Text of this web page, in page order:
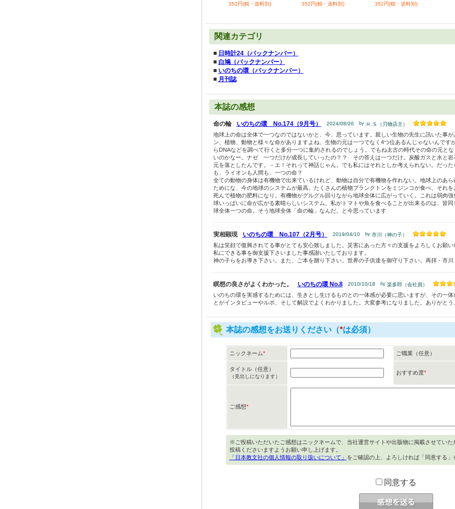
352円(税・送料別) 352円(税・送料別) 352円(税・送料別)
関連カテゴリ
■ 日時計24（バックナンバー）
■ 白鳩（バックナンバー）
■ いのちの環（バックナンバー）
■ 月刊誌
本誌の感想
命の輪 いのちの環 No.174（9月号） 2024/08/26 by Ｈ.Ｓ（刃物店主）
地球上の命は全体で一つなのではないかと、今、思っています。親しい生物の先生に訊いた事
ン、植物、動物と様々な命がありますよね、生物の元は一つでなく4つ位あるんじゃないんです
らDNAなどを調べて行くと多分一つに集約されるのでしょう。でもね太古の時代その命の元と
いのかなー。ナゼ 一つだけが成長していったの？？ その答えは一つだけ。炭酸ガスと水と岩
元を落としたんです。－エ！それって神話じゃん。でも私にはそれとしか考えられない。だっ
も、ライオンも人間も、一つの命？
全ての動物の身体は有機物で出来ているけれど、動物は自分で有機物を作れない。地球上のあ
ためにな、今の地球のシステムが最高。たくさんの植物プランクトンをミジンコが食べ、それ
死んで植物の肥料になり。有機物がグルグル回りながら地球全体に広がっていく。これは弱肉
球いっぱいに命が広がる素晴らしいシステム。私がトマトや魚を食べることが出来るのは、皆
球全体一つの命。そう地球全体「命の輪」なんだ。と今思っています
実相顕現 いのちの環 No.107（2月号） 2019/04/10 by 市川（神の子）
私は笑顔で復興されてる事がとても安心致しました。災害にあった方々の支援をよろしくお願い
私にできる事を御支援下さいました事感謝いたしております。
神の子らをお導き下さい。また、ご本を贈り下さい。世界の子供達を御守り下さい。再拝・市川
瞑想の良さがよくわかった。 いのちの環 No.8 2010/10/18 by 楽多郎（会社員）
いのちの環を実感するためには、生きとし生けるものとの一体感が必要に思いますが、その一
とがインタビューやルポ、そして解説でよくわかりました。大変参考になりました。ありがとう
本誌の感想をお送りください（*は必須）
ニックネーム* ご職業（任意）
タイトル（任意）
（見出しになります）
おすすめ度*
ご感想*
※ご投稿いただいたご感想はニックネームで、当社運営サイトや出版物に掲載させてい
投稿くださいますようお願い申し上げます。
「日本教文社の個人情報の取り扱いについて」 をご確認の上、よろしければ「同意する」
同意する